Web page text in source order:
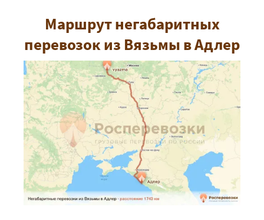
Маршрут негабаритных
перевозок из Вязьмы в Адлер